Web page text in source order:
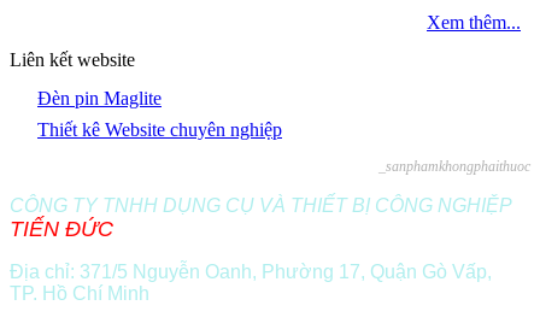
Xem thêm...
Liên kết website
Đèn pin Maglite
Thiết kê Website chuyên nghiệp
_sanphamkhongphaithuoc
CÔNG TY TNHH DỤNG CỤ VÀ THIẾT BỊ CÔNG NGHIỆP
TIẾN ĐỨC
Địa chỉ: 371/5 Nguyễn Oanh, Phường 17, Quận Gò Vấp,
TP. Hồ Chí Minh